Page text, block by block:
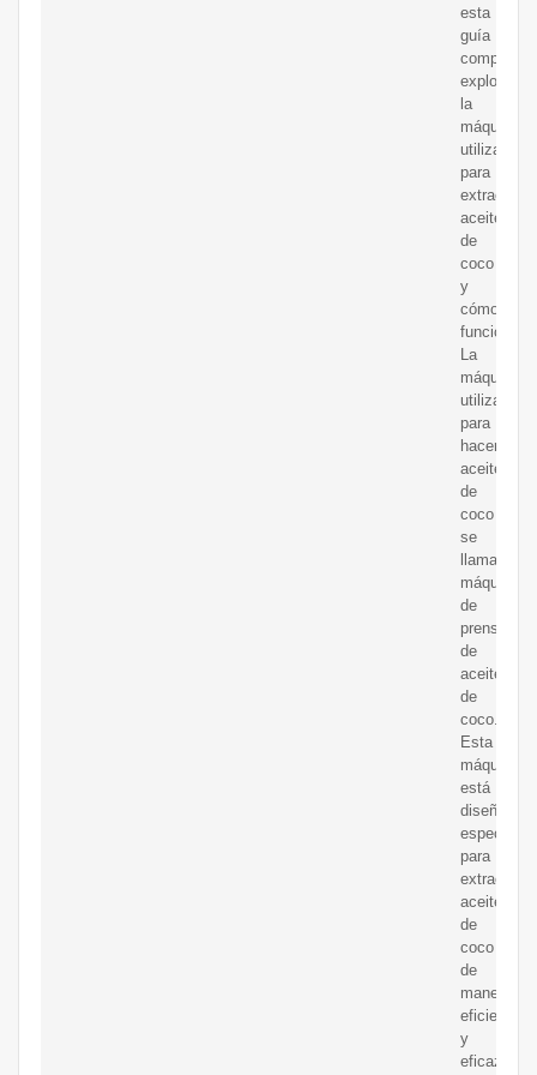
esta
guía
completa,
la
máquina
utilizada
para
extraer
aceite
de
coco
y
cómo
funciona.
La
máquina
utilizada
para
hacer
aceite
de
coco
se
llama
máquina
de
prensa
de
aceite
de
coco.
Esta
máquina
está
diseñada
para
extraer
aceite
de
coco
de
manera
eficiente
y
eficaz.